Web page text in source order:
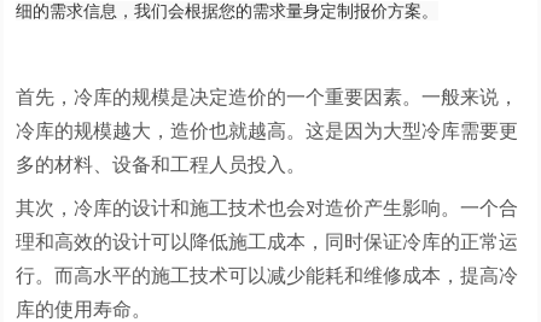
细的需求信息，我们会根据您的需求量身定制报价方案。
首先，冷库的规模是决定造价的一个重要因素。一般来说，
冷库的规模越大，造价也就越高。这是因为大型冷库需要更
多的材料、设备和工程人员投入。
其次，冷库的设计和施工技术也会对造价产生影响。一个合
理和高效的设计可以降低施工成本，同时保证冷库的正常运
行。而高水平的施工技术可以减少能耗和维修成本，提高冷
库的使用寿命。